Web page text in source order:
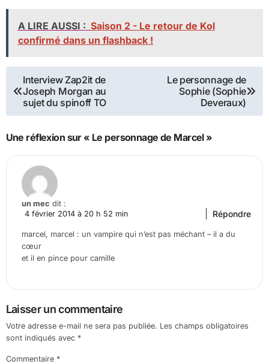
A LIRE AUSSI : Saison 2 - Le retour de Kol
confirmé dans un flashback !
Navigation
de
l’article
Interview Zap2it de
Joseph Morgan au
sujet du spinoff TO
Le personnage de
Sophie (Sophie
Deveraux)
Une réflexion sur « Le personnage de Marcel »
un mec dit :
4 février 2014 à 20 h 52 min
marcel, marcel : un vampire qui n’est pas méchant – il a du
cœur
et il en pince pour camille
Répondre
Laisser un commentaire
Votre adresse e-mail ne sera pas publiée. Les champs obligatoires
sont indiqués avec *
Commentaire *